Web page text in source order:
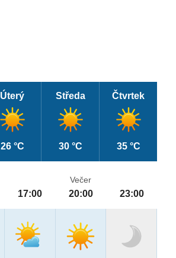
Úterý
26 °C
Středa
30 °C
Čtvrtek
35 °C
17:00
Večer
20:00 23:00